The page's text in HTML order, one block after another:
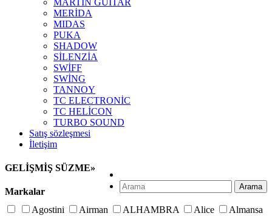
MERİDA
MIDAS
PUKA
SHADOW
SİLENZİA
SWİFF
SWİNG
TANNOY
TC ELECTRONİC
TC HELİCON
TURBO SOUND
Satış sözleşmesi
İletişim
Arama
GELİŞMİŞ SÜZME»
Markalar
Agostini
Airman ALHAMBRA Alice
Almansa